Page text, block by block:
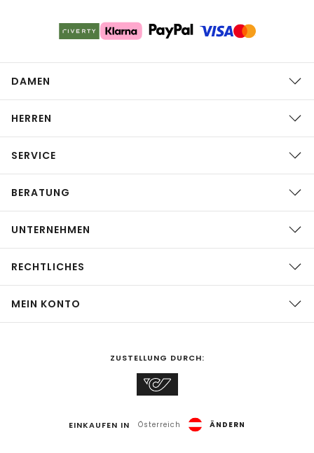
DAMEN
HERREN
SERVICE
BERATUNG
UNTERNEHMEN
RECHTLICHES
MEIN KONTO
ZUSTELLUNG DURCH:
EINKAUFEN IN Österreich ÄNDERN